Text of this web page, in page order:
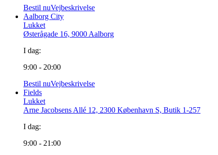
Bestil nuVejbeskrivelse
Aalborg City
Lukket
Østerågade 16, 9000 Aalborg
I dag:
9:00 - 20:00
Bestil nuVejbeskrivelse
Fields
Lukket
Arne Jacobsens Allé 12, 2300 København S, Butik 1-257
I dag:
9:00 - 21:00